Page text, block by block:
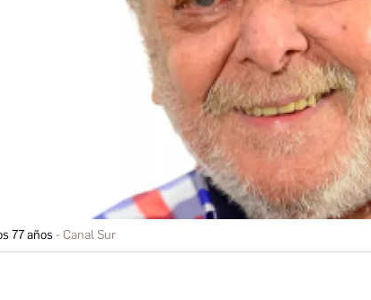
77 años Canal Sur